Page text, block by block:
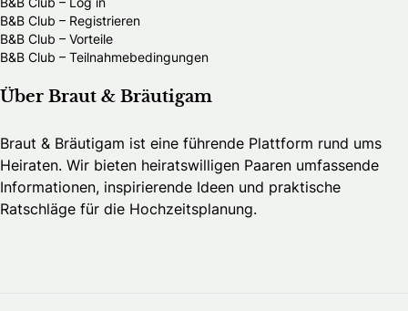
B&B Club – Registrieren
B&B Club – Vorteile
B&B Club – Teilnahmebedingungen
Über Braut & Bräutigam
Braut & Bräutigam ist eine führende Plattform rund ums
Heiraten. Wir bieten heiratswilligen Paaren umfassende
Informationen, inspirierende Ideen und praktische
Ratschläge für die Hochzeitsplanung.